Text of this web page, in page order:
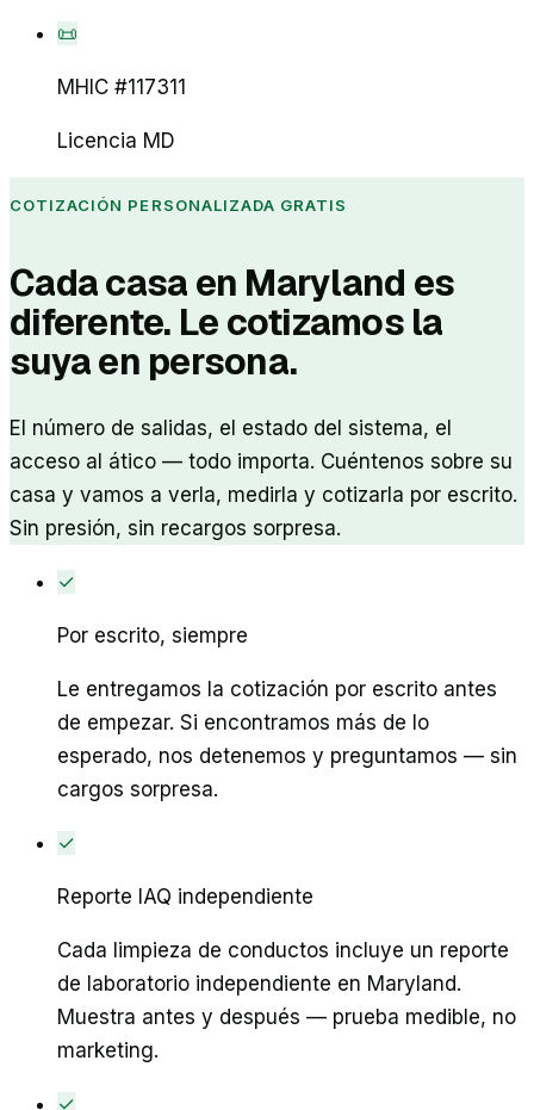
📜
MHIC #117311
Licencia MD
COTIZACIÓN PERSONALIZADA GRATIS
Cada casa en Maryland es
diferente. Le cotizamos la
suya en persona.
El número de salidas, el estado del sistema, el
acceso al ático — todo importa. Cuéntenos sobre su
casa y vamos a verla, medirla y cotizarla por escrito.
Sin presión, sin recargos sorpresa.
✓
Por escrito, siempre
Le entregamos la cotización por escrito antes
de empezar. Si encontramos más de lo
esperado, nos detenemos y preguntamos — sin
cargos sorpresa.
✓
Reporte IAQ independiente
Cada limpieza de conductos incluye un reporte
de laboratorio independiente en Maryland.
Muestra antes y después — prueba medible, no
marketing.
✓